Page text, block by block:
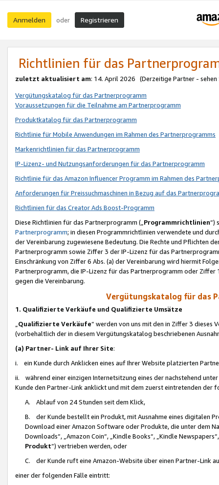
Anmelden oder Registrieren
Richtlinien für das
zuletzt aktualisiert am: 14. April 2026 (Derzeitige Partner - sehen
Vergütungskatalog für das Partnerprogramm
Voraussetzungen für die Teilnahme am Partnerprogramm
Produktkatalog für das Partnerprogramm
Richtlinie für Mobile Anwendungen im Rahmen des Partnerprogramms
Markenrichtlinien für das Partnerprogramm
IP-Lizenz- und Nutzungsanforderungen für das Partnerprogramm
Richtlinie für das Amazon Influencer Programm im Rahmen des
Anforderungen für Preissuchmaschinen in Bezug auf das
Richtlinien für das Creator Ads Boost-Programm
Diese Richtlinien für das Partnerprogramm („Programmrichtlinien“)
Partnerprogramm; in diesen Programmrichtlinien verwendete und
der Vereinbarung zugewiesene Bedeutung. Die Rechte und Pflichten
Partnerprogramm sowie Ziffer 3 der IP-Lizenz für das
Einschränkung von Ziffer 6 Abs. (a) der Vereinbarung wird hiermit
Partnerprogramm, die IP-Lizenz für das Partnerprogramm oder
gegen die Vereinbarung.
Vergütungskatalog für das
1. Qualifizierte Verkäufe und Qualifizierte Umsätze
Qualifizierte Verkäufe“ werden von uns mit den in Ziffer 3
(vorbehaltlich der in diesem Vergütungskatalog beschriebenen
(a) Partner- Link auf Ihrer Site:
i. ein Kunde durch Anklicken eines auf Ihrer Website platzierten
ii. während einer einzigen Internetsitzung eines der nachstehend
Kunde den Partner-Link anklickt und mit dem zuerst eintretenden der
A. Ablauf von 24 Stunden seit dem Klick,
B. der Kunde bestellt ein Produkt, mit Ausnahme eines digitalen
Download einer Amazon Software oder Produkte, die unter dem
Downloads“, „Amazon Coin“, „Kindle Books“, „Kindle
Produkt“) vertrieben werden, oder
C. der Kunde ruft eine Amazon-Website über einen Partner-Link
einer der folgenden Fälle eintritt: